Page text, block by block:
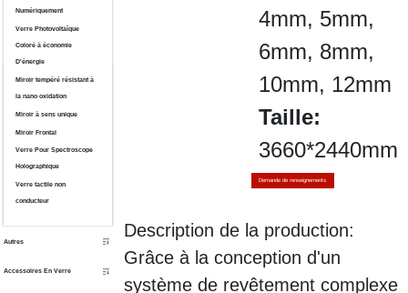
Numériquement
Verre Photovoltaïque
Coloré à économie
D'énergie
Miroir tempéré résistant à
la nano oxidation
Miroir à sens unique
Miroir Frontal
Verre Pour Spectroscope
Holographique
Verre tactile non
conducteur
Autres
Accessoires En Verre
4mm, 5mm,
6mm, 8mm,
10mm, 12mm
Taille:
3660*2440mm
Demande de renseignements
Description de la production:
Grâce à la conception d'un
système de revêtement complexe